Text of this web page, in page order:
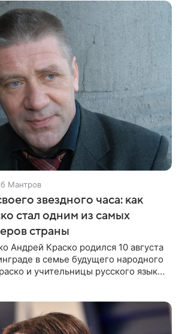
Мантров
звездного часа: как
стал одним из самых
страны
Андрей Краско родился 10 августа
в семье будущего народного
и учительницы русского языка